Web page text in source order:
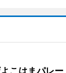
こはまパレ